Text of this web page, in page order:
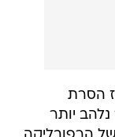
הסרת
יותר